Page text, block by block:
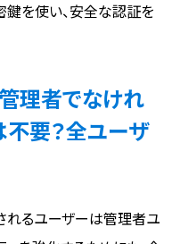
を使い、安全な認証を
理者でなけれ
要？全ユーザ
れるユーザーは管理者ユ